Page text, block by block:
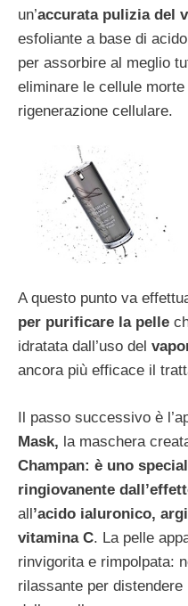
un’accurata pulizia del
esfoliante a base di
per assorbire al meglio
eliminare le cellule
rigenerazione cellulare.
A questo punto va
per purificare la pelle
idratata dall’uso del
ancora più efficace il
Il passo successivo è
Mask, la maschera
Champan: è uno
ringiovanente
all’acido ialuronico,
vitamina C. La pelle
rinvigorita e rimpolpata:
rilassante per